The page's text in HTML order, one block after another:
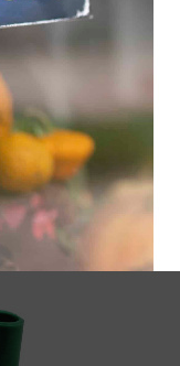
ORIGINE
€TTC
panier